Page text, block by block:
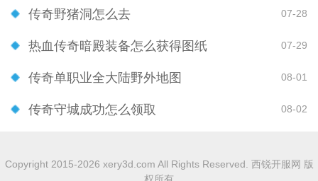
传奇野猪洞怎么去 07-28
热血传奇暗殿装备怎么获得图纸 07-29
传奇单职业全大陆野外地图 08-01
传奇守城成功怎么领取 08-02
Copyright 2015-2026 xery3d.com All Rights Reserved. 西锐开服网 版
权所有